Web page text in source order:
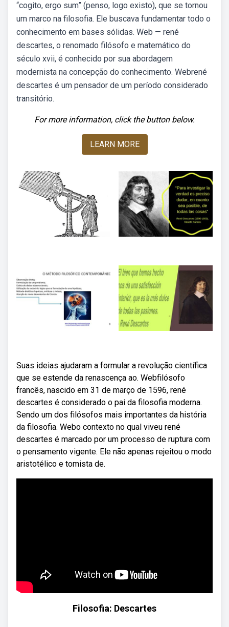
“cogito, ergo sum” (penso, logo existo), que se tornou
um marco na filosofia. Ele buscava fundamentar todo o
conhecimento em bases sólidas. Web — rené
descartes, o renomado filósofo e matemático do
século xvii, é conhecido por sua abordagem
modernista na concepção do conhecimento. Webrené
descartes é um pensador de um período considerado
transitório.
For more information, click the button below.
LEARN MORE
Suas ideias ajudaram a formular a revolução científica
que se estende da renascença ao. Webfilósofo
francês, nascido em 31 de março de 1596, rené
descartes é considerado o pai da filosofia moderna.
Sendo um dos filósofos mais importantes da história
da filosofia. Webo contexto no qual viveu rené
descartes é marcado por um processo de ruptura com
o pensamento vigente. Ele não apenas rejeitou o modo
aristotélico e tomista de.
Filosofia: Descartes